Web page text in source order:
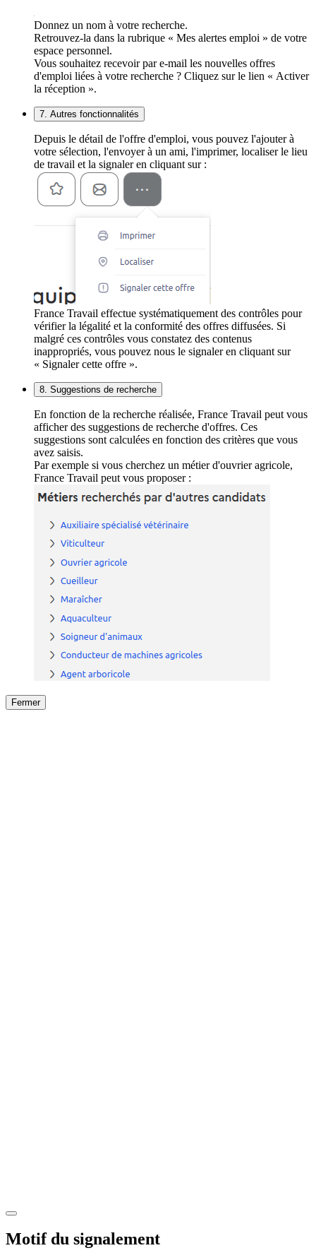
Donnez un nom à votre recherche.
Retrouvez-la dans la rubrique « Mes alertes emploi » de votre
espace personnel.
Vous souhaitez recevoir par e-mail les nouvelles offres
d'emploi liées à votre recherche ? Cliquez sur le lien « Activer
la réception ».
7. Autres fonctionnalités
Depuis le détail de l'offre d'emploi, vous pouvez l'ajouter à
votre sélection, l'envoyer à un ami, l'imprimer, localiser le lieu
de travail et la signaler en cliquant sur :
France Travail effectue systématiquement des contrôles pour
vérifier la légalité et la conformité des offres diffusées. Si
malgré ces contrôles vous constatez des contenus
inappropriés, vous pouvez nous le signaler en cliquant sur
« Signaler cette offre ».
8. Suggestions de recherche
En fonction de la recherche réalisée, France Travail peut vous
afficher des suggestions de recherche d'offres. Ces
suggestions sont calculées en fonction des critères que vous
avez saisis.
Par exemple si vous cherchez un métier d'ouvrier agricole,
France Travail peut vous proposer :
Fermer
Motif du signalement